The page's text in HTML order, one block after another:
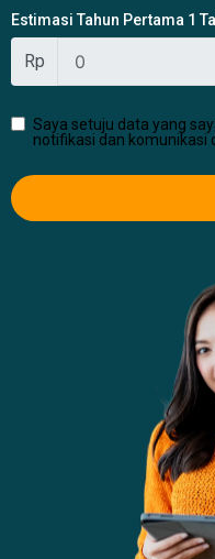
Estimasi Tahun Pertama 1
Rp
Saya setuju data yang
notifikasi dan komunikasi